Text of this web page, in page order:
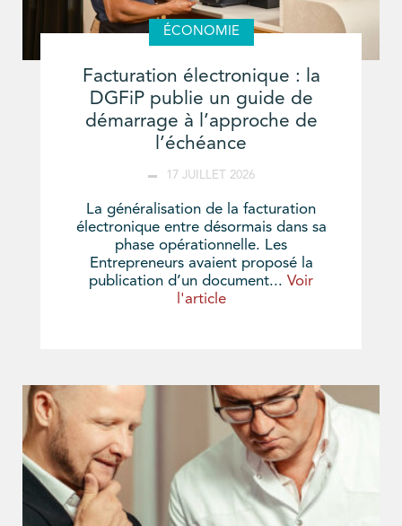
ÉCONOMIE
Facturation électronique : la
DGFiP publie un guide de
démarrage à l’approche de
l’échéance
17 JUILLET 2026
La généralisation de la facturation
électronique entre désormais dans sa
phase opérationnelle. Les
Entrepreneurs avaient proposé la
publication d’un document... Voir
l'article